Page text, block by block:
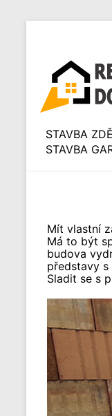
STAVBA
STAVBA
Mít vlastní
Má to být
budova
představy
Sladit se s